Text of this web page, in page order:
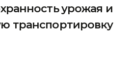
урожая и
транспортировку